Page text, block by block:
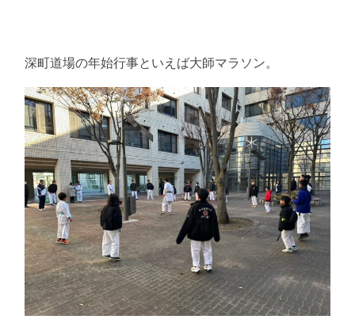
深町道場の年始行事といえば大師マラソン。